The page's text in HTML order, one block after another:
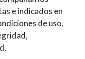
e indicados en
de uso,